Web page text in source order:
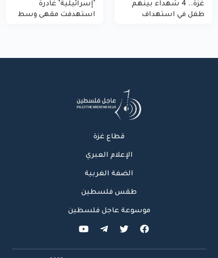
غزة.. 4 شهداء بينهم
طفل في استهداف
"إسرائيلية" غادرة
استهدفت مقهى وسط
قطاع غزة
الإعلام العبري
الضفة الغربية
طقس فلسطين
موسوعة عاجل فلسطين